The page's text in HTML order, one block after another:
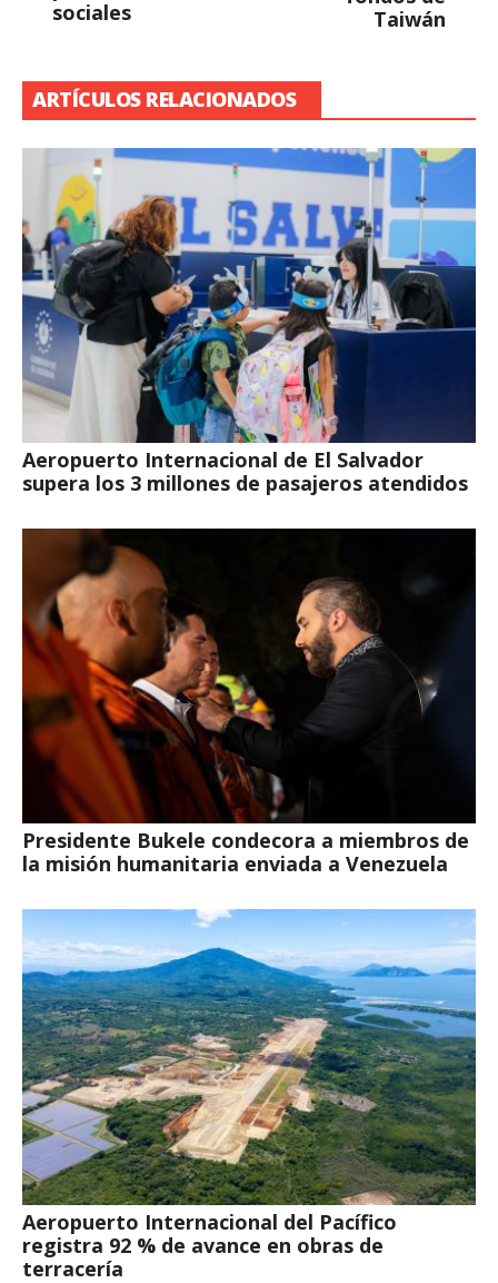
sociales
Taiwán
ARTÍCULOS RELACIONADOS
Aeropuerto Internacional de El Salvador
supera los 3 millones de pasajeros atendidos
Presidente Bukele condecora a miembros de
la misión humanitaria enviada a Venezuela
Aeropuerto Internacional del Pacífico
registra 92 % de avance en obras de
terracería